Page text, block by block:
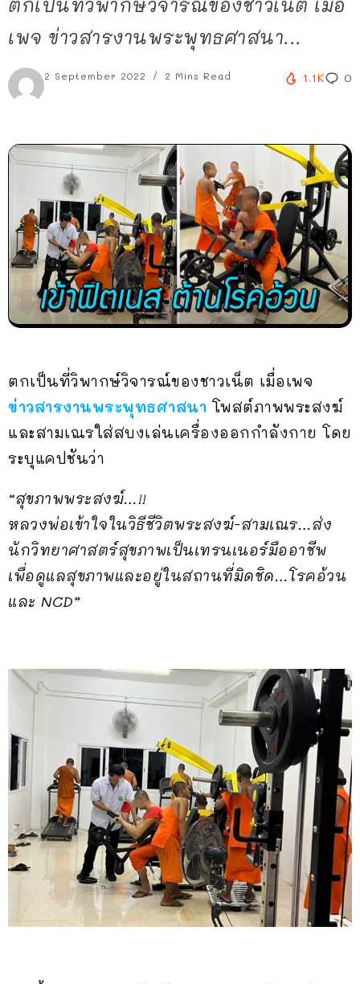
ตกเป็นที่วิพากษ์วิจารณ์ของชาวเน็ต เมื่อ
เพจ ข่าวสารงานพระพุทธศาสนา...
2 September 2022 2 Mins Read 1.1K 0
ตกเป็นที่วิพากษ์วิจารณ์ของชาวเน็ต เมื่อเพจ
ข่าวสารงานพระพุทธศาสนา โพสต์ภาพพระสงฆ์
และสามเณรใส่สบงเล่นเครื่องออกกำลังกาย โดย
ระบุแคปชันว่า
“สุขภาพพระสงฆ์…!!
หลวงพ่อเข้าใจในวิธีชีวิตพระสงฆ์-สามเณร…ส่ง
นักวิทยาศาสตร์สุขภาพเป็นเทรนเนอร์มืออาชีพ
เพื่อดูแลสุขภาพและอยู่ในสถานที่มิดชิด…โรคอ้วน
และ NCD”